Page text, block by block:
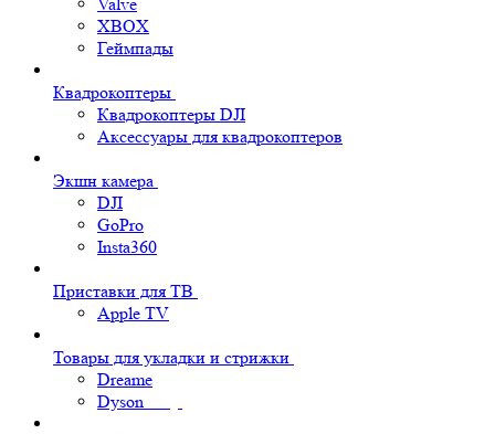
Valve
XBOX
Геймпады
Квадрокоптеры
Квадрокоптеры DJI
Аксессуары для квадрокоптеров
Экшн камера
DJI
GoPro
Insta360
Приставки для ТВ
Apple TV
Товары для укладки и стрижки
Dreame
Dyson